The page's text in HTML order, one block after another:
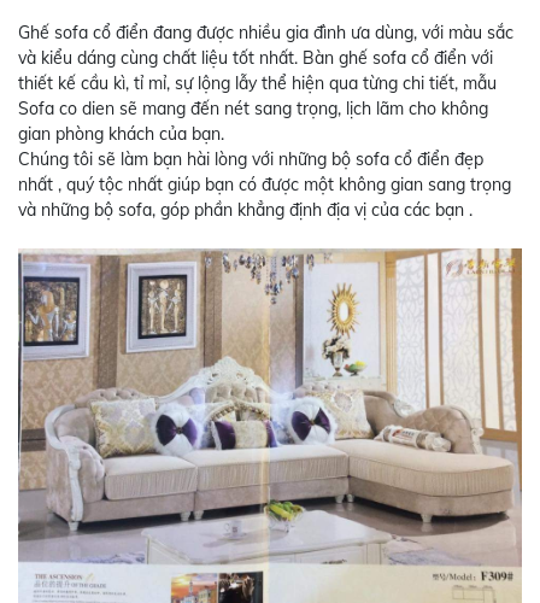
Ghế sofa cổ điển đang được nhiều gia đình ưa dùng, với màu sắc
và kiểu dáng cùng chất liệu tốt nhất. Bàn ghế sofa cổ điển với
thiết kế cầu kì, tỉ mỉ, sự lộng lẫy thể hiện qua từng chi tiết, mẫu
Sofa co dien sẽ mang đến nét sang trọng, lịch lãm cho không
gian phòng khách của bạn.
Chúng tôi sẽ làm bạn hài lòng với những bộ sofa cổ điển đẹp
nhất , quý tộc nhất giúp bạn có được một không gian sang trọng
và những bộ sofa, góp phần khẳng định địa vị của các bạn .